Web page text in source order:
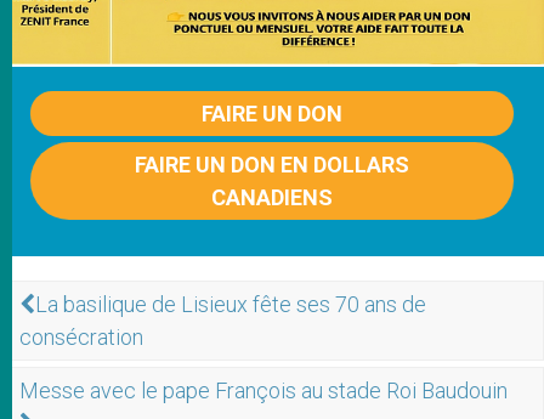
FAIRE UN DON
FAIRE UN DON EN DOLLARS
CANADIENS
La basilique de Lisieux fête ses 70 ans de
consécration
Messe avec le pape François au stade Roi Baudouin